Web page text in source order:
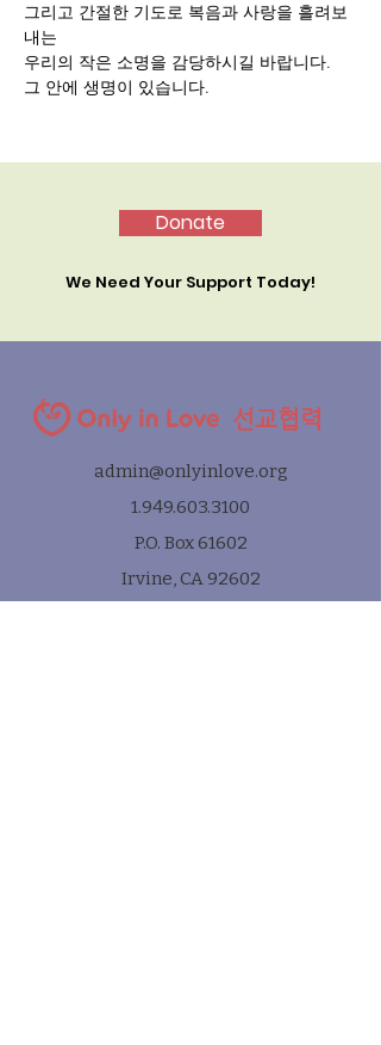
그리고 간절한 기도로 복음과 사랑을 흘려보
내는
우리의 작은 소명을 감당하시길 바랍니다.
그 안에 생명이 있습니다.
Donate
We Need Your Support Today!
선교협력
admin@onlyinlove.org
1.949.603.3100
P.O. Box 61602
Irvine, CA 92602